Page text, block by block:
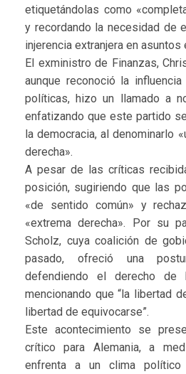
etiquetándolas como
y recordando la necesidad de
injerencia extranjera en asuntos
El exministro de Finanzas,
aunque reconoció la
políticas, hizo un llamado a
enfatizando que este partido
la democracia, al denominarlo
derecha».
A pesar de las críticas
posición, sugiriendo que las
«de sentido común» y
«extrema derecha». Por su
Scholz, cuya coalición de
pasado, ofreció una
defendiendo el derecho de
mencionando que “la libertad
libertad de equivocarse”.
Este acontecimiento se
crítico para Alemania, a
enfrenta a un clima